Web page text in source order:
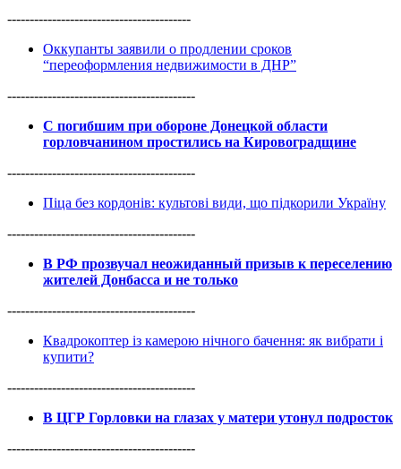
-----------------------------------------
Оккупанты заявили о продлении сроков
“переоформления недвижимости в ДНР”
------------------------------------------
С погибшим при обороне Донецкой области
горловчанином простились на Кировоградщине
------------------------------------------
Піца без кордонів: культові види, що підкорили Україну
------------------------------------------
В РФ прозвучал неожиданный призыв к переселению
жителей Донбасса и не только
------------------------------------------
Квадрокоптер із камерою нічного бачення: як вибрати і
купити?
------------------------------------------
В ЦГР Горловки на глазах у матери утонул подросток
------------------------------------------